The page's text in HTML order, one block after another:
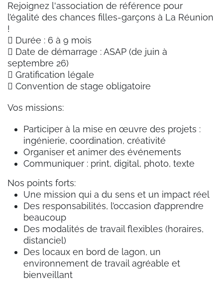
Rejoignez l'association de référence pour
l’égalité des chances filles-garçons à La Réunion
!
 Durée : 6 à 9 mois
 Date de démarrage : ASAP (de juin à
septembre 26)
 Gratification légale
 Convention de stage obligatoire
Vos missions:
Participer à la mise en œuvre des projets :
ingénierie, coordination, créativité
Organiser et animer des événements
Communiquer : print, digital, photo, texte
Nos points forts:
Une mission qui a du sens et un impact réel
Des responsabilités, l’occasion d’apprendre
beaucoup
Des modalités de travail flexibles (horaires,
distanciel)
Des locaux en bord de lagon, un
environnement de travail agréable et
bienveillant